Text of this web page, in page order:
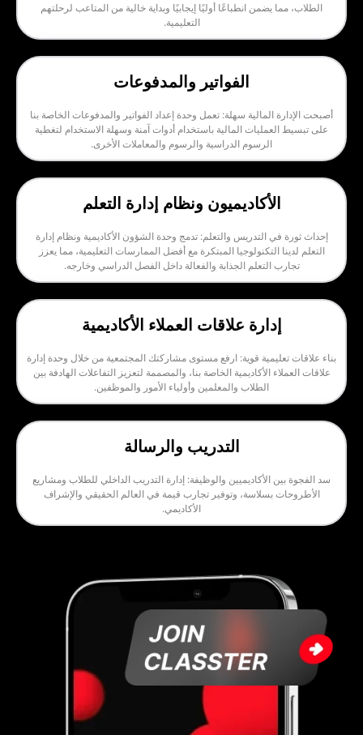
يضمن انطباعًا أوليًا إيجابيًا وبداية خالية من المتاعب لرحلتهم
الفواتير والمدفوعات
سهلة: تعمل وحدة إعداد الفواتير والمدفوعات الخاصة بنا
المالية باستخدام أدوات آمنة وسهلة الاستخدام لتغطية
الرسوم الدراسية والرسوم والمعاملات الأخرى.
ونظام إدارة التعلم
التدريس والتعلم: تدمج وحدة الشؤون الأكاديمية ونظام إدارة
التكنولوجيا المبتكرة مع أفضل الممارسات التعليمية، مما يعزز
التعلم الجذابة والفعالة داخل الفصل الدراسي وخارجه.
علاقات العملاء الأكاديمية
قوية: ارفع مستوى مشاركتك المجتمعية من خلال وحدة إدارة
الأكاديمية الخاصة بنا، والمصممة لتعزيز التفاعلات الهادفة بين
الطلاب والمعلمين وأولياء الأمور والموظفين.
التدريب والرسالة
والوظيفة: إدارة التدريب الداخلي للطلاب ومشاريع
بسلاسة، وتوفير تجارب قيمة في العالم الحقيقي والإشراف